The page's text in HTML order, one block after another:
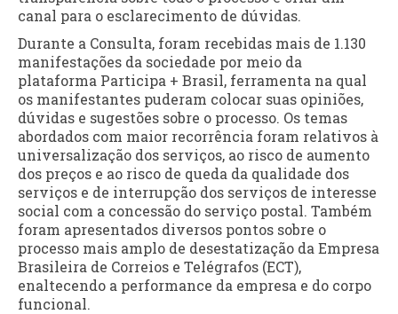
canal para o esclarecimento de dúvidas.
Durante a Consulta, foram recebidas mais de 1.130
manifestações da sociedade por meio da
plataforma Participa + Brasil, ferramenta na qual
os manifestantes puderam colocar suas opiniões,
dúvidas e sugestões sobre o processo. Os temas
abordados com maior recorrência foram relativos à
universalização dos serviços, ao risco de aumento
dos preços e ao risco de queda da qualidade dos
serviços e de interrupção dos serviços de interesse
social com a concessão do serviço postal. Também
foram apresentados diversos pontos sobre o
processo mais amplo de desestatização da Empresa
Brasileira de Correios e Telégrafos (ECT),
enaltecendo a performance da empresa e do corpo
funcional.